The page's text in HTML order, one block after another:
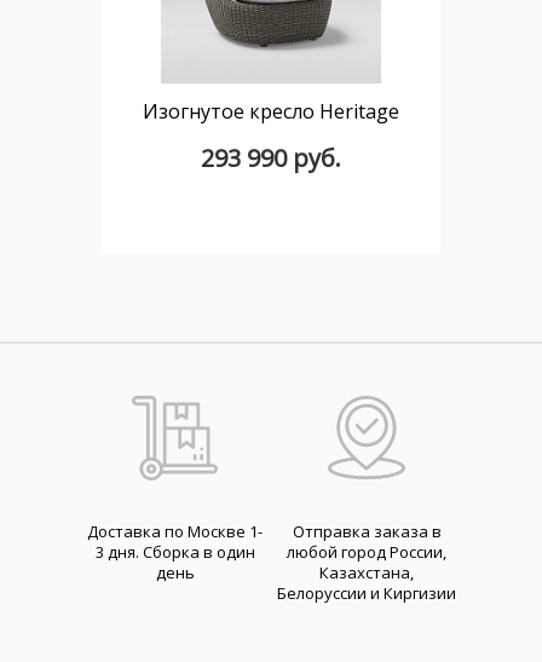
Изогнутое кресло Heritage
293 990 руб.
Доставка по Москве 1-
3 дня. Cборка в один
день
Отправка заказа в
любой город России,
Казахстана,
Белоруссии и Киргизии